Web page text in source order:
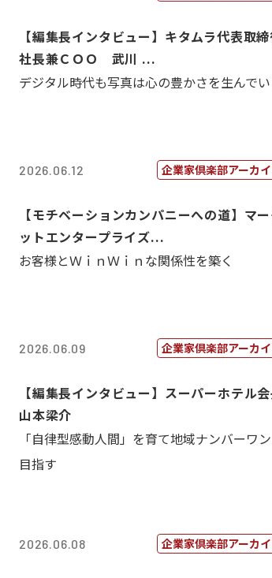
【編集長インタビュー】キタムラ代表取
社長兼ＣＯＯ 武川 ...
デジタル時代も写真は心の豊かさを生んでい
2026.06.12 企業家倶楽部アーカ
【モチベーションカンパニーへの道】マ
ットエンタープライズ...
お客様とＷｉｎＷｉｎな関係性を築く
2026.06.09 企業家倶楽部アーカ
【編集長インタビュー】スーパーホテル
山本梁介
「自律型感動人間」を育て地域ナンバーワ
目指す
2026.06.08 企業家倶楽部アーカ